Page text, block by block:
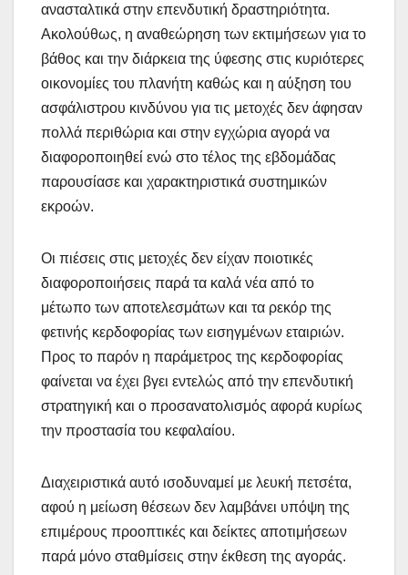
ανασταλτικά στην επενδυτική δραστηριότητα.
Ακολούθως, η αναθεώρηση των εκτιμήσεων για το
βάθος και την διάρκεια της ύφεσης στις κυριότερες
οικονομίες του πλανήτη καθώς και η αύξηση του
ασφάλιστρου κινδύνου για τις μετοχές δεν άφησαν
πολλά περιθώρια και στην εγχώρια αγορά να
διαφοροποιηθεί ενώ στο τέλος της εβδομάδας
παρουσίασε και χαρακτηριστικά συστημικών
εκροών.
Οι πιέσεις στις μετοχές δεν είχαν ποιοτικές
διαφοροποιήσεις παρά τα καλά νέα από το
μέτωπο των αποτελεσμάτων και τα ρεκόρ της
φετινής κερδοφορίας των εισηγμένων εταιριών.
Προς το παρόν η παράμετρος της κερδοφορίας
φαίνεται να έχει βγει εντελώς από την επενδυτική
στρατηγική και ο προσανατολισμός αφορά κυρίως
την προστασία του κεφαλαίου.
Διαχειριστικά αυτό ισοδυναμεί με λευκή πετσέτα,
αφού η μείωση θέσεων δεν λαμβάνει υπόψη της
επιμέρους προοπτικές και δείκτες αποτιμήσεων
παρά μόνο σταθμίσεις στην έκθεση της αγοράς.